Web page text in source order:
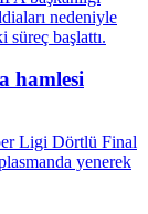
hamlesi